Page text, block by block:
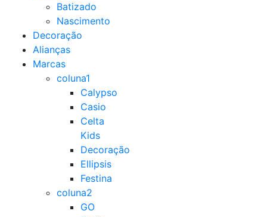
Batizado
Nascimento
Decoração
Alianças
Marcas
coluna1
Calypso
Casio
Celta
Kids
Decoração
Ellipsis
Festina
coluna2
GO